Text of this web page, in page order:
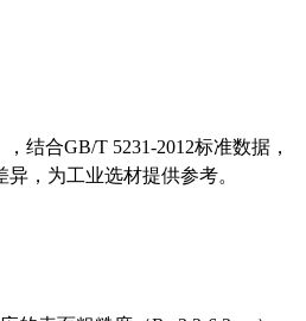
结合GB/T 5231-2012标准数据，
，为工业选材提供参考。